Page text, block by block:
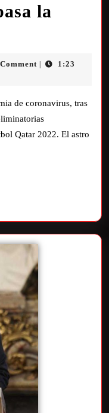
la
1:23
de coronavirus, tras
Qatar 2022. El astro